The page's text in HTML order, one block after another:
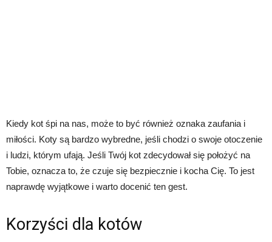
Kiedy kot śpi na nas, może to być również oznaka zaufania i
miłości. Koty są bardzo wybredne, jeśli chodzi o swoje otoczenie
i ludzi, którym ufają. Jeśli Twój kot zdecydował się położyć na
Tobie, oznacza to, że czuje się bezpiecznie i kocha Cię. To jest
naprawdę wyjątkowe i warto docenić ten gest.
Korzyści dla kotów